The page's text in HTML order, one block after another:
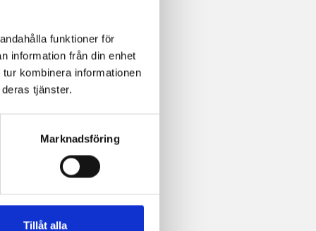
funktioner för
information från din enhet
kombinera informationen
tjänster.
Marknadsföring
Tillåt alla